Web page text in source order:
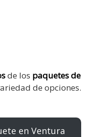
de los paquetes de
de opciones.
en Ventura